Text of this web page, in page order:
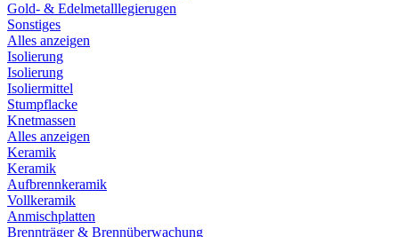
Gold- & Edelmetalllegierugen
Sonstiges
Alles anzeigen
Isolierung
Isolierung
Isoliermittel
Stumpflacke
Knetmassen
Alles anzeigen
Keramik
Keramik
Aufbrennkeramik
Vollkeramik
Anmischplatten
Brennträger & Brennüberwachung